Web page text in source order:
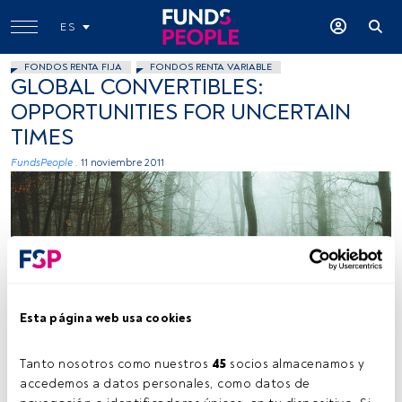
Esta página web usa cookies
Tanto nosotros como nuestros 45 socios almacenamos y
accedemos a datos personales, como datos de
ES
FONDOS RENTA FIJA FONDOS RENTA VARIABLE
GLOBAL CONVERTIBLES:
OPPORTUNITIES FOR UNCERTAIN
TIMES
FundsPeople . 11 noviembre 2011
Tiempo lectura: 14 s.